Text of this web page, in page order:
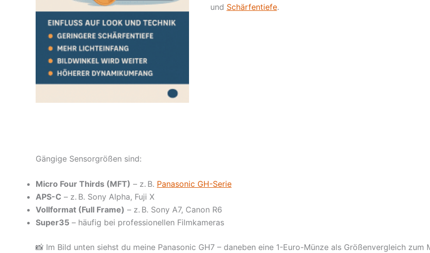
und Schärfentiefe.
Gängige Sensorgrößen sind:
Micro Four Thirds (MFT) – z. B. Panasonic GH-Serie
APS-C – z. B. Sony Alpha, Fuji X
Vollformat (Full Frame) – z. B. Sony A7, Canon R6
Super35 – häufig bei professionellen Filmkameras
📸 Im Bild unten siehst du meine Panasonic GH7 – daneben eine 1-Euro-Münze als Größenvergleich zum